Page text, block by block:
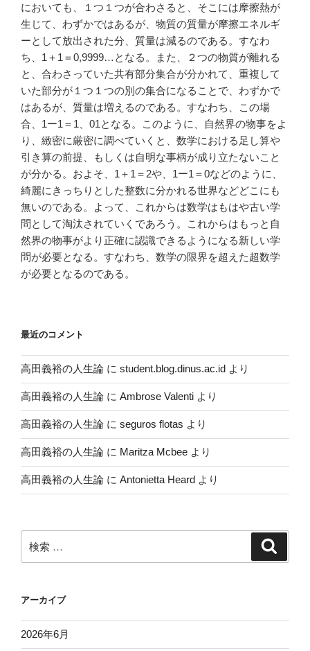
においても、１つ１つが合わさると、そこには摩擦熱が
生じて、わずかではあるが、物質の質量が摩擦エネルギ
ーとして放出された分、質量は減るのである。すなわ
ち、1＋1＝0,9999…となる。また、２つの物質が離れる
と、合わさっていた共有部分集合が分かれて、重複して
いた部分が１つ１つの別の集合になることで、わずかで
はあるが、質量は増えるのである。すなわち、この場
合、1ー1＝1、01となる。このように、自然界の物事をよ
り、緻密に厳密に調べていくと、数学における足し算や
引き算の前提、もしくは自明な事柄が成り立たないこと
が分かる。およそ、1＋1＝2や、1ー1＝0などのように、
綺麗にきっちりとした整数に分かれる世界などどこにも
無いのである。よって、これからは数学はもはや古い学
問として淘汰されていくであろう。これからはもっと自
然界の物事がより正確に認識できるようになる新しい学
問が必要となる。すなわち、数学の限界を超えた超数学
が必要となるのである。
最近のコメント
高田義裕の人生論 に student.blog.dinus.ac.id より
高田義裕の人生論 に Ambrose Valenti より
高田義裕の人生論 に seguros flotas より
高田義裕の人生論 に Maritza Mcbee より
高田義裕の人生論 に Antonietta Heard より
索:
アーカイブ
2026年6月